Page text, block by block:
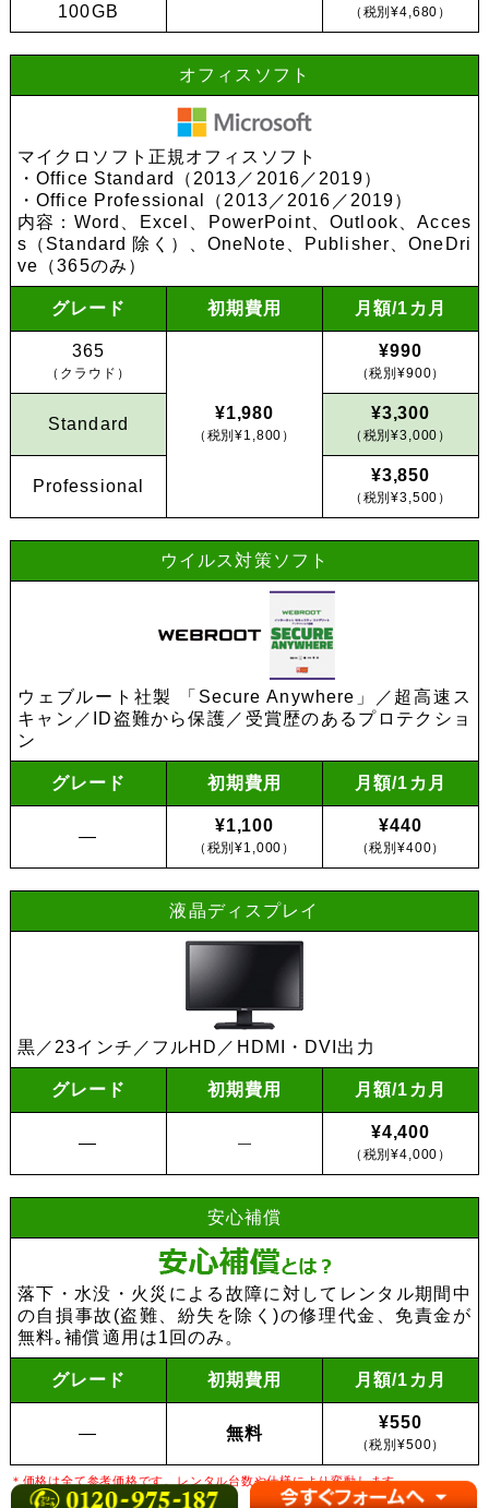
100GB
（税別¥4,680）
オフィスソフト
マイクロソフト正規オフィスソフト
・Office Standard（2013／2016／2019）
・Office Professional（2013／2016／2019）
内容：Word、Excel、PowerPoint、Outlook、Acces
s（Standard 除く）、OneNote、Publisher、OneDri
ve（365のみ）
グレード 初期費用 月額/1カ月
365
（クラウド）
¥1,980
（税別¥1,800）
¥990
（税別¥900）
Standard
¥3,300
（税別¥3,000）
Professional
¥3,850
（税別¥3,500）
ウイルス対策ソフト
ウェブルート社製 「Secure Anywhere」／超高速ス
キャン／ID盗難から保護／受賞歴のあるプロテクショ
ン
グレード 初期費用 月額/1カ月
―
¥1,100
（税別¥1,000）
¥440
（税別¥400）
液晶ディスプレイ
黒／23インチ／フルHD／HDMI・DVI出力
グレード 初期費用 月額/1カ月
― ―
¥4,400
（税別¥4,000）
安心補償
落下・水没・火災による故障に対してレンタル期間中
の自損事故(盗難、紛失を除く)の修理代金、免責金が
無料｡補償適用は1回のみ。
グレード 初期費用 月額/1カ月
― 無料
¥550
（税別¥500）
＊価格は全て参考価格です。レンタル台数や仕様により変動します。